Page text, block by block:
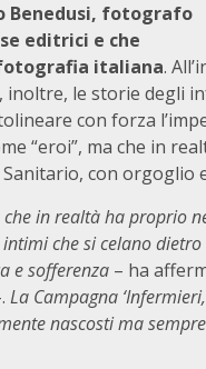
Benedusi, fotografo
editrici e che
italiana.
le storie degli
con forza
“eroi”, ma che in
con orgoglio
in realtà ha proprio
che si celano
e sofferenza – ha
La Campagna
nascosti ma